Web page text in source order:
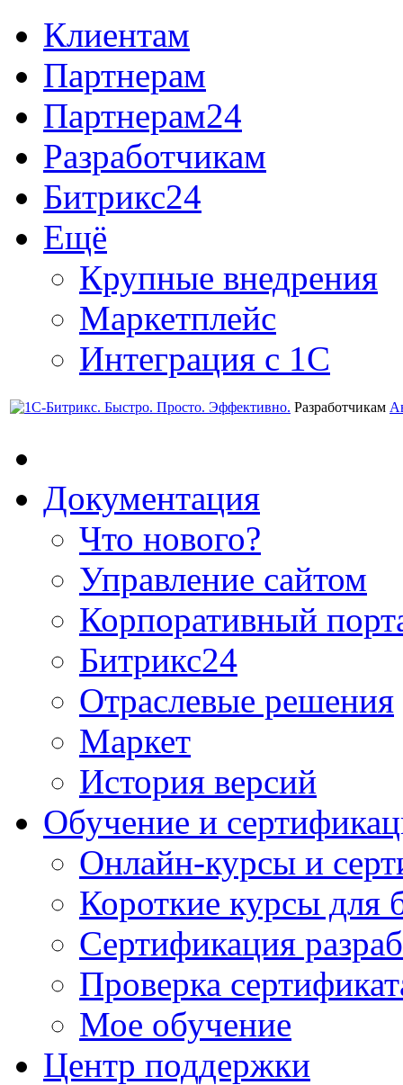
Клиентам
Партнерам
Партнерам24
Разработчикам
Битрикс24
Ещё
Крупные внедрения
Маркетплейс
Интеграция с 1С
Разработчикам
Документация
Что нового?
Управление сайтом
Корпоративный
Битрикс24
Отраслевые решения
Маркет
История версий
Обучение и
Онлайн-курсы и
Короткие курсы для
Сертификация
Проверка
Мое обучение
Центр поддержки